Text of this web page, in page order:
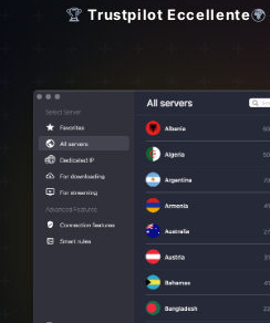
🏆Trustpilot Eccellente🌍